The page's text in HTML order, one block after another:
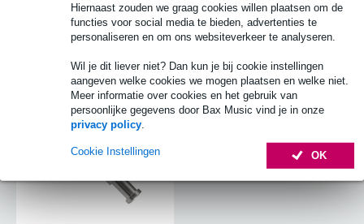
Hiernaast zouden we graag cookies willen plaatsen om de
functies voor social media te bieden, advertenties te
personaliseren en om ons websiteverkeer te analyseren.
Wil je dit liever niet? Dan kun je bij cookie instellingen
aangeven welke cookies we mogen plaatsen en welke niet.
Meer informatie over cookies en het gebruik van
persoonlijke gegevens door Bax Music vind je in onze
privacy policy
OK
Cookie Instellingen